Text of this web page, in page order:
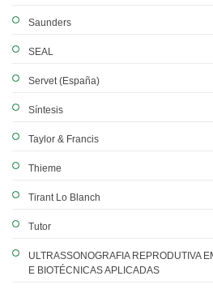
Saunders
SEAL
Servet (España)
Síntesis
Taylor & Francis
Thieme
Tirant Lo Blanch
Tutor
ULTRASSONOGRAFIA REPRODUTIVA
E BIOTÉCNICAS APLICADAS